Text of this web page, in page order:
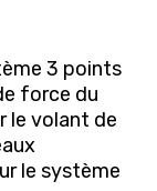
3 points
force du
le volant de
le système